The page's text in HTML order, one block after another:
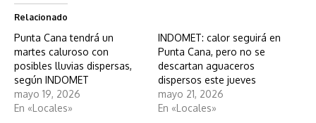
Relacionado
Punta Cana tendrá un
martes caluroso con
posibles lluvias dispersas,
según INDOMET
mayo 19, 2026
En «Locales»
INDOMET: calor seguirá en
Punta Cana, pero no se
descartan aguaceros
dispersos este jueves
mayo 21, 2026
En «Locales»